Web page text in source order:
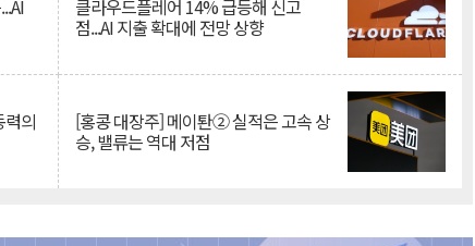
클라우드플레어 14% 급등해 신고
점...AI 지출 확대에 전망 상향
의 [홍콩 대장주] 메이퇀② 실적은 고속 상
승, 밸류는 역대 저점